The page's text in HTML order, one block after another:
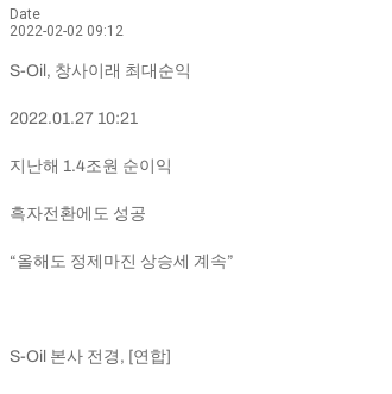
Date
2022-02-02 09:12
S-Oil, 창사이래 최대순익
2022.01.27 10:21
지난해 1.4조원 순이익
흑자전환에도 성공
“올해도 정제마진 상승세 계속”
S-Oil 본사 전경, [연합]